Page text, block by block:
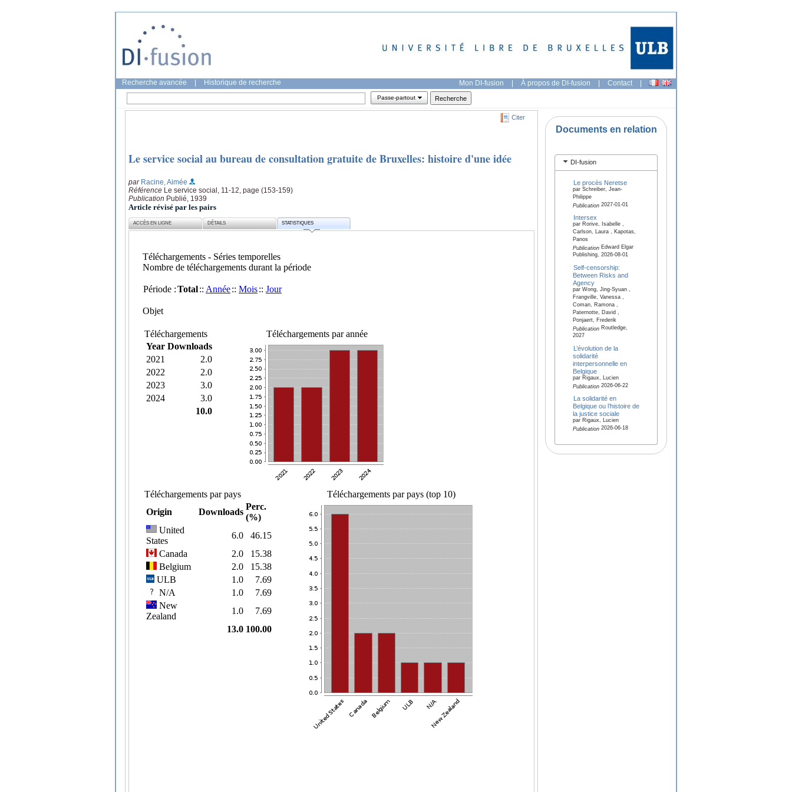
Recherche avancée Historique de recherche Mon DI-fusion | À propos de DI-fusion | Contact |
Passe-partout
Citer
Le service social au bureau de consultation gratuite de Bruxelles: histoire d'une idée
par Racine, Aimée
Référence Le service social, 11-12, page (153-159)
Publication Publié, 1939
Article révisé par les pairs
ACCÈS EN LIGNE DÉTAILS STATISTIQUES
Documents en relation
DI-fusion
Le procès Neretse
par Schreiber, Jean-
Philippe
Publication2027-01-01
Intersex
par Rorive, Isabelle ,
Carlson, Laura , Kapotas,
Panos
PublicationEdward Elgar
Publishing, 2026-08-01
Self-censorship:
Between Risks and
Agency
par Wong, Jing-Syuan ,
Frangville, Vanessa ,
Coman, Ramona ,
Paternotte, David ,
Ponjaert, Frederik
PublicationRoutledge,
2027
L’évolution de la
solidarité
interpersonnelle en
Belgique
par Rigaux, Lucien
Publication2026-06-22
La solidarité en
Belgique ou l’histoire de
la justice sociale
par Rigaux, Lucien
Publication2026-06-18